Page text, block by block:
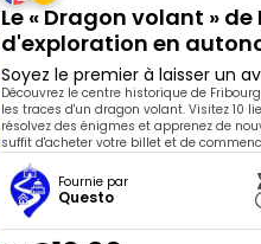
Le « Dragon volant » de
d'exploration en
Soyez le premier à laisser un
Découvrez le centre historique de
les traces d'un dragon volant. Visitez 10
résolvez des énigmes et apprenez de
suffit d'acheter votre billet et de
Fournie par
Questo